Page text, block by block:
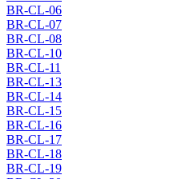
BR-CL-06
BR-CL-07
BR-CL-08
BR-CL-10
BR-CL-11
BR-CL-13
BR-CL-14
BR-CL-15
BR-CL-16
BR-CL-17
BR-CL-18
BR-CL-19